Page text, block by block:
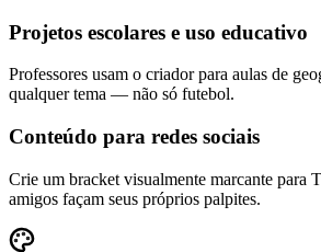
Projetos escolares e uso educativo
Professores usam o criador para aulas de
qualquer tema — não só futebol.
Conteúdo para redes sociais
Crie um bracket visualmente marcante para
amigos façam seus próprios palpites.